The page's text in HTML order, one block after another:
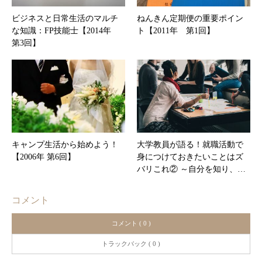
ビジネスと日常生活のマルチ
な知識：FP技能士【2014年
第3回】
ねんきん定期便の重要ポイン
ト【2011年 第1回】
キャンプ生活から始めよう！
【2006年 第6回】
大学教員が語る！就職活動で
身につけておきたいことはズ
バリこれ② ～自分を知り、…
コメント
コメント ( 0 )
トラックバック ( 0 )